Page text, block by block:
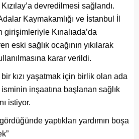
devredilmesi sağlandı.
Kaymakamlığı ve İstanbul İl
girişimleriyle Kınalıada’da
eski sağlık ocağının yıkılarak
karar verildi.
kızı yaşatmak için birlik olan ada
isminin inşaatına başlanan sağlık
istiyor.
yaptıkları yardımın boşa